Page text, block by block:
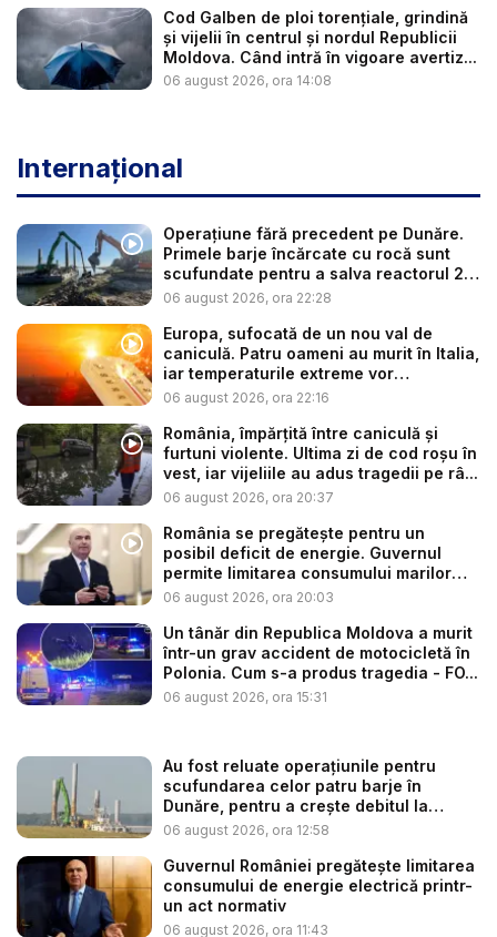
Cod Galben de ploi torențiale, grindină
și vijelii în centrul și nordul Republicii
Moldova. Când intră în vigoare avertiz...
06 august 2026, ora 14:08
Internațional
Operațiune fără precedent pe Dunăre.
Primele barje încărcate cu rocă sunt
scufundate pentru a salva reactorul 2
...
06 august 2026, ora 22:28
Europa, sufocată de un nou val de
caniculă. Patru oameni au murit în Italia,
iar temperaturile extreme vor
continua...
06 august 2026, ora 22:16
România, împărțită între caniculă și
furtuni violente. Ultima zi de cod roșu în
vest, iar vijeliile au adus tragedii pe râ...
06 august 2026, ora 20:37
România se pregătește pentru un
posibil deficit de energie. Guvernul
permite limitarea consumului marilor
co...
06 august 2026, ora 20:03
Un tânăr din Republica Moldova a murit
într-un grav accident de motocicletă în
Polonia. Cum s-a produs tragedia - FO...
06 august 2026, ora 15:31
Au fost reluate operațiunile pentru
scufundarea celor patru barje în
Dunăre, pentru a crește debitul la
cent...
06 august 2026, ora 12:58
Guvernul României pregătește limitarea
consumului de energie electrică printr-
un act normativ
06 august 2026, ora 11:43